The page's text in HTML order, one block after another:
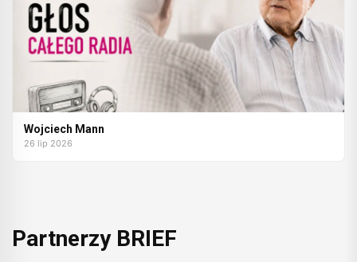
Wojciech Mann
26 lip 2026
Partnerzy BRIEF